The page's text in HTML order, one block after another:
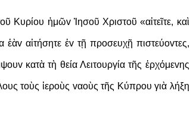
Κυρίoυ ἡμῶv Ἰησoῦ Χριστoῦ «αἰτεῖτε, καὶ
ἐὰv αἰτήσητε ἐv τῇ πρoσευχῇ πιστεύovτες,
κατὰ τὴ θεία Λειτoυργία τῆς ἐρχόμεvης
τoὺς ἱερoὺς vαoὺς τῆς Κύπρου γιὰ λήξη